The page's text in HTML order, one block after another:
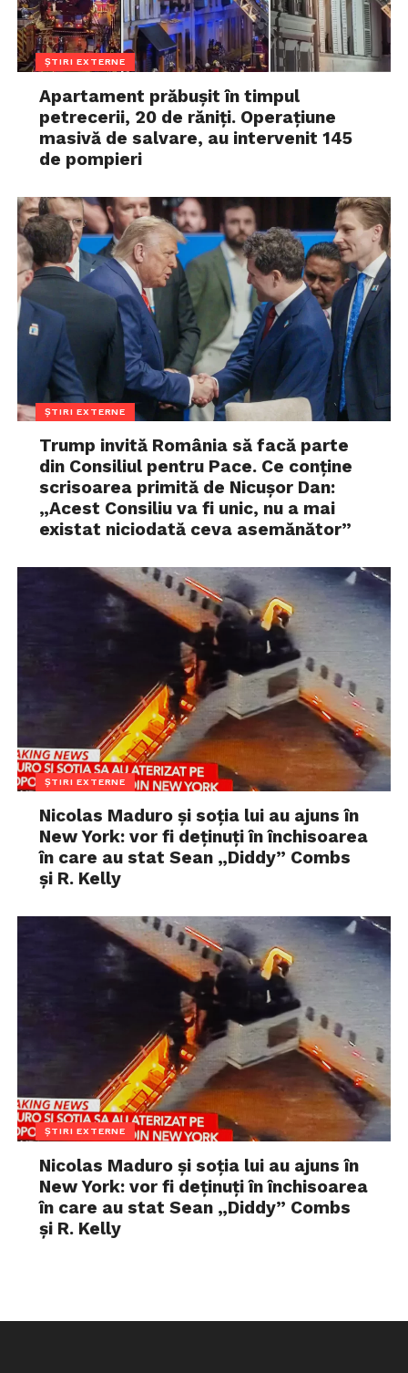
ȘTIRI EXTERNE
Apartament prăbușit în timpul
petrecerii, 20 de răniți. Operațiune
masivă de salvare, au intervenit 145
de pompieri
ȘTIRI EXTERNE
Trump invită România să facă parte
din Consiliul pentru Pace. Ce conține
scrisoarea primită de Nicușor Dan:
„Acest Consiliu va fi unic, nu a mai
existat niciodată ceva asemănător”
ȘTIRI EXTERNE
Nicolas Maduro și soția lui au ajuns în
New York: vor fi deținuți în închisoarea
în care au stat Sean „Diddy” Combs
și R. Kelly
ȘTIRI EXTERNE
Nicolas Maduro și soția lui au ajuns în
New York: vor fi deținuți în închisoarea
în care au stat Sean „Diddy” Combs
și R. Kelly